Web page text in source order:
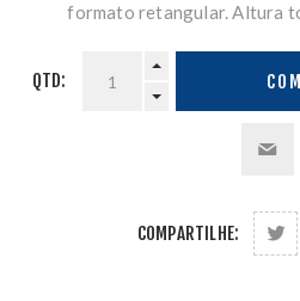
formato retangular. Altura
QTD:
COMPARTILHE: